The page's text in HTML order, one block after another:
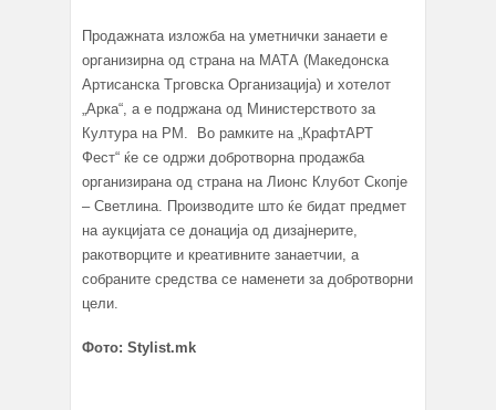
Продажната изложба на уметнички занаети е
организирна од страна на МАТА (Македонска
Артисанска Tрговска Организација) и хотелот
„Арка“, а е подржана од Министерството за
Култура на РМ. Во рамките на „КрафтАРТ
Фест“ ќе се одржи добротворна продажба
организирана од страна на Лионс Клубот Скопје
– Светлина. Производите што ќе бидат предмет
на аукцијата се донација од дизајнерите,
ракотворците и креативните занаетчии, а
собраните средства се наменети за добротворни
цели.
Фото: Stylist.mk